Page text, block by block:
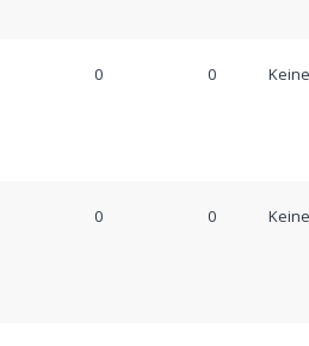
0 0
0 0